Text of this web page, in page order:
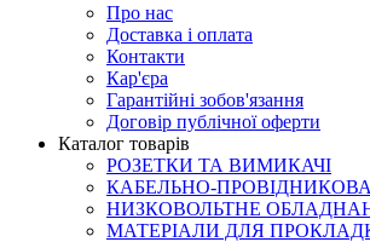
Про нас
Доставка і оплата
Контакти
Кар'єра
Гарантійні зобов'язання
Договір публічної оферти
Каталог товарів
РОЗЕТКИ ТА ВИМИКАЧІ
КАБЕЛЬНО-ПРОВІДНИКОВА
НИЗКОВОЛЬТНЕ
МАТЕРІАЛИ ДЛЯ